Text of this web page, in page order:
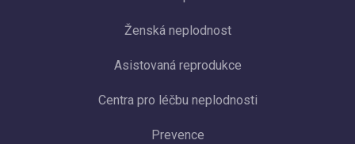
Ženská neplodnost
Asistovaná reprodukce
Centra pro léčbu neplodnosti
Prevence